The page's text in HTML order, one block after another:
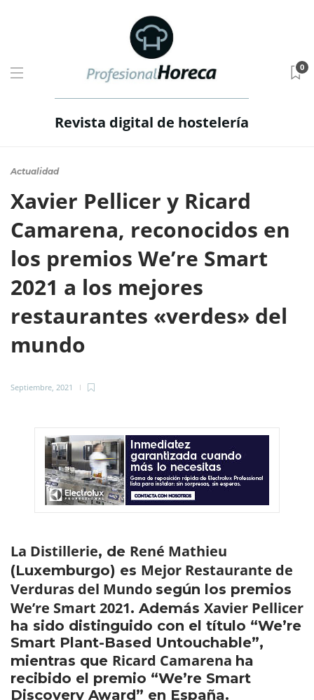
Revista digital de hostelería
0
Actualidad
Xavier Pellicer y Ricard
Camarena, reconocidos en
los premios We’re Smart
2021 a los mejores
restaurantes «verdes» del
mundo
Septiembre, 2021
La Distillerie, de René Mathieu
(Luxemburgo) es Mejor Restaurante de
Verduras del Mundo según los premios
We’re Smart 2021. Además Xavier Pellicer
ha sido distinguido con el título “We’re
Smart Plant-Based Untouchable”,
mientras que Ricard Camarena ha
recibido el premio “We’re Smart
Discovery Award” en España.